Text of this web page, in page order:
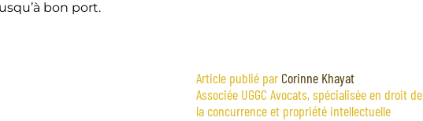
bon port.
Article publié par Corinne Khayat
Associée UGGC Avocats, spécialisée en droit de
la concurrence et propriété intellectuelle